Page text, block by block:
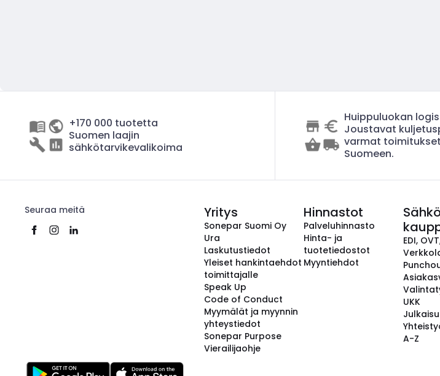
+170 000 tuotetta
Suomen laajin
sähkötarvikevalikoima
Huippuluokan
Joustavat
varmat
Suomeen.
Seuraa meitä Yritys
Sonepar Suomi Oy
Ura
Laskutustiedot
Yleiset hankintaehdot
toimittajalle
Speak Up
Code of Conduct
Myymälät ja myynnin
yhteystiedot
Sonepar Purpose
Vierailijaohje
Hinnastot
Palveluhinnasto
Hinta- ja
tuotetiedostot
Myyntiehdot
EDI,
UKK
A-Z